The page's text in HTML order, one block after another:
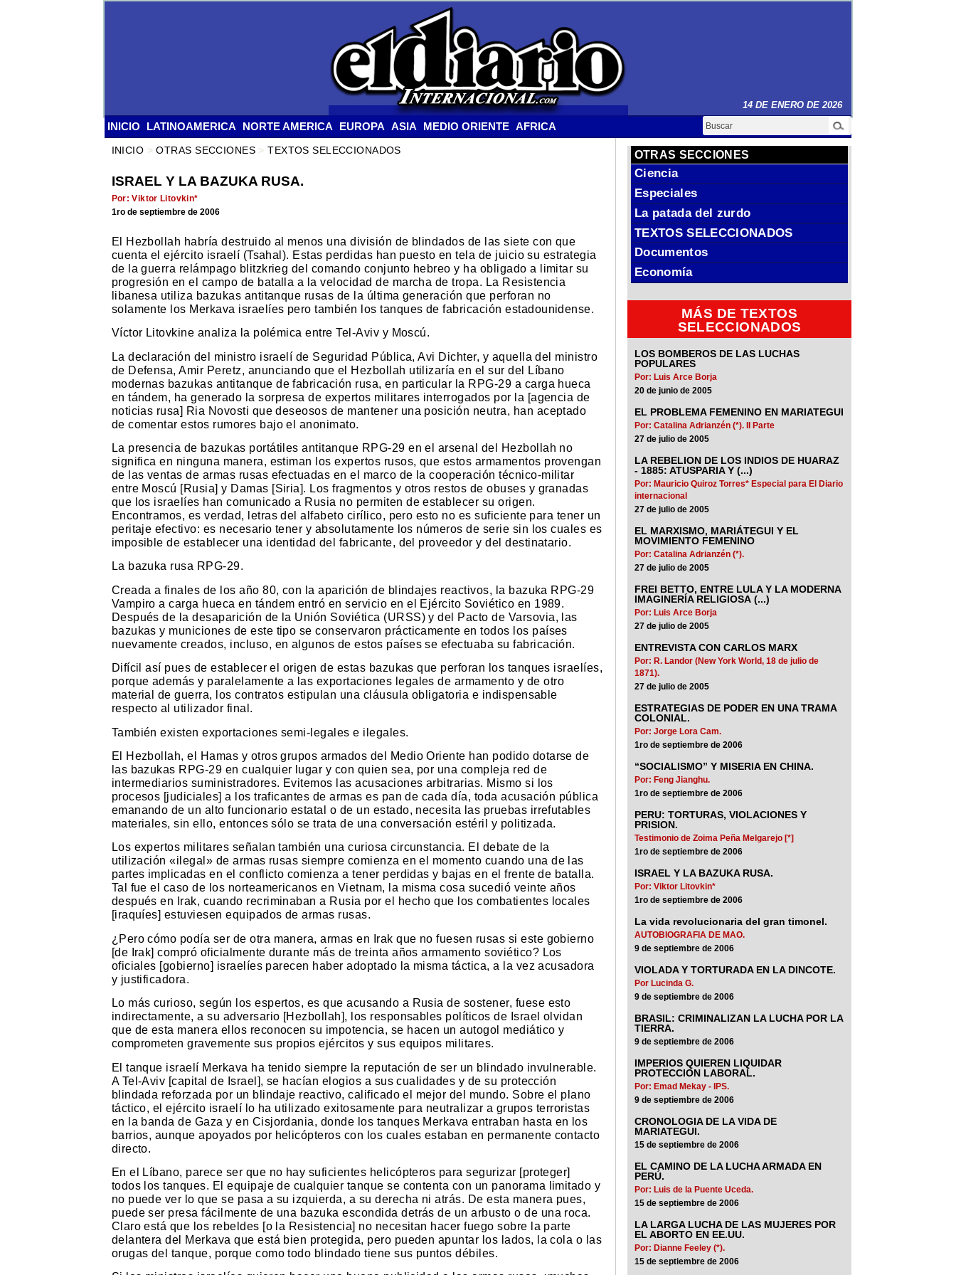
14 DE ENERO DE 2026
INICIO LATINOAMERICA NORTE AMERICA EUROPA ASIA MEDIO ORIENTE AFRICA Buscar
INICIO >OTRAS SECCIONES>TEXTOS SELECCIONADOS
ISRAEL Y LA BAZUKA RUSA.
Por: Viktor Litovkin*
1ro de septiembre de 2006
El Hezbollah habría destruido al menos una división de blindados de las siete con que
cuenta el ejército israelí (Tsahal). Estas perdidas han puesto en tela de juicio su estrategia
de la guerra relámpago blitzkrieg del comando conjunto hebreo y ha obligado a limitar su
progresión en el campo de batalla a la velocidad de marcha de tropa. La Resistencia
libanesa utiliza bazukas antitanque rusas de la última generación que perforan no
solamente los Merkava israelíes pero también los tanques de fabricación estadounidense.
Víctor Litovkine analiza la polémica entre Tel-Aviv y Moscú.
La declaración del ministro israelí de Seguridad Pública, Avi Dichter, y aquella del ministro
de Defensa, Amir Peretz, anunciando que el Hezbollah utilizaría en el sur del Líbano
modernas bazukas antitanque de fabricación rusa, en particular la RPG-29 a carga hueca
en tándem, ha generado la sorpresa de expertos militares interrogados por la [agencia de
noticias rusa] Ria Novosti que deseosos de mantener una posición neutra, han aceptado
de comentar estos rumores bajo el anonimato.
La presencia de bazukas portátiles antitanque RPG-29 en el arsenal del Hezbollah no
significa en ninguna manera, estiman los expertos rusos, que estos armamentos provengan
de las ventas de armas rusas efectuadas en el marco de la cooperación técnico-militar
entre Moscú [Rusia] y Damas [Siria]. Los fragmentos y otros restos de obuses y granadas
que los israelíes han comunicado a Rusia no permiten de establecer su origen.
Encontramos, es verdad, letras del alfabeto cirílico, pero esto no es suficiente para tener un
peritaje efectivo: es necesario tener y absolutamente los números de serie sin los cuales es
imposible de establecer una identidad del fabricante, del proveedor y del destinatario.
La bazuka rusa RPG-29.
Creada a finales de los año 80, con la aparición de blindajes reactivos, la bazuka RPG-29
Vampiro a carga hueca en tándem entró en servicio en el Ejército Soviético en 1989.
Después de la desaparición de la Unión Soviética (URSS) y del Pacto de Varsovia, las
bazukas y municiones de este tipo se conservaron prácticamente en todos los países
nuevamente creados, incluso, en algunos de estos países se efectuaba su fabricación.
Difícil así pues de establecer el origen de estas bazukas que perforan los tanques israelíes,
porque además y paralelamente a las exportaciones legales de armamento y de otro
material de guerra, los contratos estipulan una cláusula obligatoria e indispensable
respecto al utilizador final.
También existen exportaciones semi-legales e ilegales.
El Hezbollah, el Hamas y otros grupos armados del Medio Oriente han podido dotarse de
las bazukas RPG-29 en cualquier lugar y con quien sea, por una compleja red de
intermediarios suministradores. Evitemos las acusaciones arbitrarias. Mismo si los
procesos [judiciales] a los traficantes de armas es pan de cada día, toda acusación pública
emanando de un alto funcionario estatal o de un estado, necesita las pruebas irrefutables
materiales, sin ello, entonces sólo se trata de una conversación estéril y politizada.
Los expertos militares señalan también una curiosa circunstancia. El debate de la
utilización «ilegal» de armas rusas siempre comienza en el momento cuando una de las
partes implicadas en el conflicto comienza a tener perdidas y bajas en el frente de batalla.
Tal fue el caso de los norteamericanos en Vietnam, la misma cosa sucedió veinte años
después en Irak, cuando recriminaban a Rusia por el hecho que los combatientes locales
[iraquíes] estuviesen equipados de armas rusas.
¿Pero cómo podía ser de otra manera, armas en Irak que no fuesen rusas si este gobierno
[de Irak] compró oficialmente durante más de treinta años armamento soviético? Los
oficiales [gobierno] israelíes parecen haber adoptado la misma táctica, a la vez acusadora
y justificadora.
Lo más curioso, según los espertos, es que acusando a Rusia de sostener, fuese esto
indirectamente, a su adversario [Hezbollah], los responsables políticos de Israel olvidan
que de esta manera ellos reconocen su impotencia, se hacen un autogol mediático y
comprometen gravemente sus propios ejércitos y sus equipos militares.
El tanque israelí Merkava ha tenido siempre la reputación de ser un blindado invulnerable.
A Tel-Aviv [capital de Israel], se hacían elogios a sus cualidades y de su protección
blindada reforzada por un blindaje reactivo, calificado el mejor del mundo. Sobre el plano
táctico, el ejército israelí lo ha utilizado exitosamente para neutralizar a grupos terroristas
en la banda de Gaza y en Cisjordania, donde los tanques Merkava entraban hasta en los
barrios, aunque apoyados por helicópteros con los cuales estaban en permanente contacto
directo.
En el Líbano, parece ser que no hay suficientes helicópteros para segurizar [proteger]
todos los tanques. El equipaje de cualquier tanque se contenta con un panorama limitado y
no puede ver lo que se pasa a su izquierda, a su derecha ni atrás. De esta manera pues,
puede ser presa fácilmente de una bazuka escondida detrás de un arbusto o de una roca.
Claro está que los rebeldes [o la Resistencia] no necesitan hacer fuego sobre la parte
delantera del Merkava que está bien protegida, pero pueden apuntar los lados, la cola o las
orugas del tanque, porque como todo blindado tiene sus puntos débiles.
OTRAS SECCIONES
Ciencia
Especiales
La patada del zurdo
TEXTOS SELECCIONADOS
Documentos
Economía
MÁS DE TEXTOS
SELECCIONADOS
LOS BOMBEROS DE LAS LUCHAS
POPULARES
Por: Luis Arce Borja
20 de junio de 2005
EL PROBLEMA FEMENINO EN MARIATEGUI
Por: Catalina Adrianzén (*). II Parte
27 de julio de 2005
LA REBELION DE LOS INDIOS DE HUARAZ
- 1885: ATUSPARIA Y (...)
Por: Mauricio Quiroz Torres* Especial para El Diario
internacional
27 de julio de 2005
EL MARXISMO, MARIÁTEGUI Y EL
MOVIMIENTO FEMENINO
Por: Catalina Adrianzén (*).
27 de julio de 2005
FREI BETTO, ENTRE LULA Y LA MODERNA
IMAGINERÍA RELIGIOSA (...)
Por: Luis Arce Borja
27 de julio de 2005
ENTREVISTA CON CARLOS MARX
Por: R. Landor (New York World, 18 de julio de
1871).
27 de julio de 2005
ESTRATEGIAS DE PODER EN UNA TRAMA
COLONIAL.
Por: Jorge Lora Cam.
1ro de septiembre de 2006
“SOCIALISMO” Y MISERIA EN CHINA.
Por: Feng Jianghu.
1ro de septiembre de 2006
PERU: TORTURAS, VIOLACIONES Y
PRISION.
Testimonio de Zoima Peña Melgarejo [*]
1ro de septiembre de 2006
ISRAEL Y LA BAZUKA RUSA.
Por: Viktor Litovkin*
1ro de septiembre de 2006
La vida revolucionaria del gran timonel.
AUTOBIOGRAFIA DE MAO.
9 de septiembre de 2006
VIOLADA Y TORTURADA EN LA DINCOTE.
Por Lucinda G.
9 de septiembre de 2006
BRASIL: CRIMINALIZAN LA LUCHA POR LA
TIERRA.
9 de septiembre de 2006
IMPERIOS QUIEREN LIQUIDAR
PROTECCION LABORAL.
Por: Emad Mekay - IPS.
9 de septiembre de 2006
CRONOLOGIA DE LA VIDA DE
MARIATEGUI.
15 de septiembre de 2006
EL CAMINO DE LA LUCHA ARMADA EN
PERÚ.
Por: Luis de la Puente Uceda.
15 de septiembre de 2006
LA LARGA LUCHA DE LAS MUJERES POR
EL ABORTO EN EE.UU.
Por: Dianne Feeley (*).
15 de septiembre de 2006